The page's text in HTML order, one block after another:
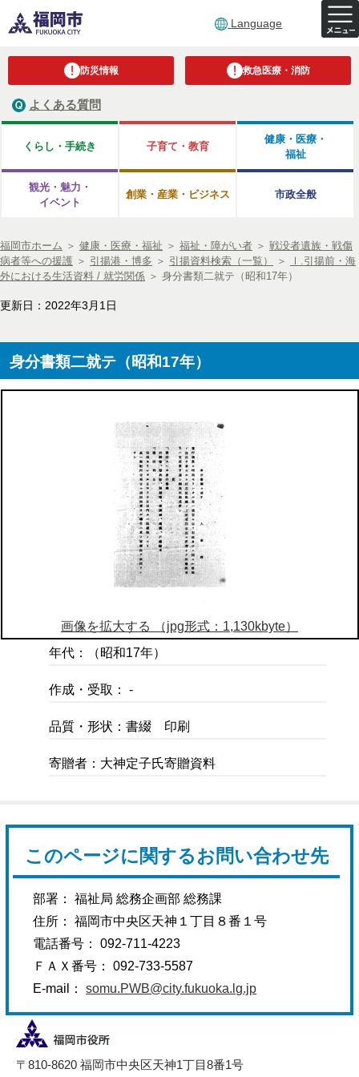
Language
防災情報 救急医療・消防
よくある質問
くらし・手続き 子育て・教育
健康・医療・
福祉
観光・魅力・
イベント
創業・産業・ビジネス 市政全般
福岡市ホーム ＞ 健康・医療・福祉 ＞ 福祉・障がい者 ＞ 戦没者遺族・戦傷
病者等への援護 ＞ 引揚港・博多 ＞ 引揚資料検索（一覧） ＞
Ⅰ.引揚前・海
外における生活資料 / 就労関係 ＞ 身分書類二就テ（昭和17年）
更新日：2022年3月1日
身分書類二就テ（昭和17年）
画像を拡大する （jpg形式：1,130kbyte）
年代：（昭和17年）
作成・受取： -
品質・形状：書綴 印刷
寄贈者：大神定子氏寄贈資料
このページに関するお問い合わせ先
部署： 福祉局 総務企画部 総務課
住所： 福岡市中央区天神１丁目８番１号
電話番号： 092-711-4223
ＦＡＸ番号： 092-733-5587
E-mail：somu.PWB@city.fukuoka.lg.jp
〒810-8620 福岡市中央区天神1丁目8番1号